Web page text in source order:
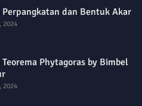
dan Bentuk Akar
2024
Phytagoras by Bimbel
2024